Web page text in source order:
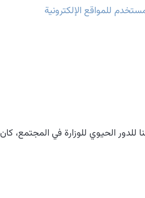
للمواقع الإلكترونية
للدور الحيوي للوزارة في المجتمع، كان